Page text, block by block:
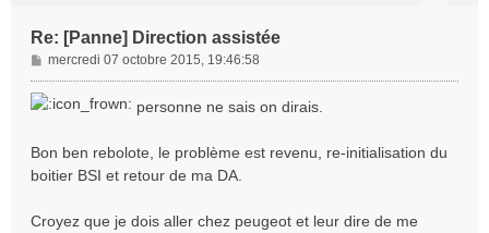
Re: [Panne] Direction assistée
M
e
s
g
e
mercredi 07 octobre 2015, 19:46:58
personne ne sais on dirais.
Bon ben rebolote, le problème est revenu, re-initialisation du
boitier BSI et retour de ma DA.
Croyez que je dois aller chez peugeot et leur dire de me